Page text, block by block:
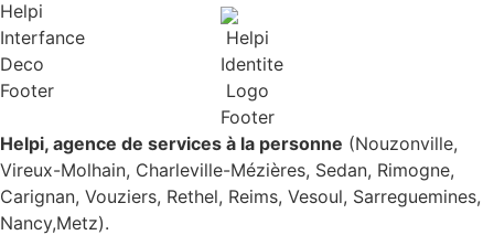
Helpi, agence de services à la personne (Nouzonville,
Vireux-Molhain, Charleville-Mézières, Sedan, Rimogne,
Carignan, Vouziers, Rethel, Reims, Vesoul, Sarreguemines,
Nancy,Metz).